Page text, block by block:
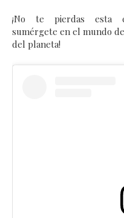
¡No te pierdas esta
sumérgete en el mundo
del planeta!